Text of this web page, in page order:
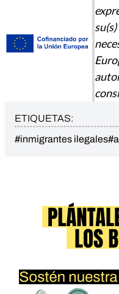
ETIQUETAS:
#inmigrantes ilegales